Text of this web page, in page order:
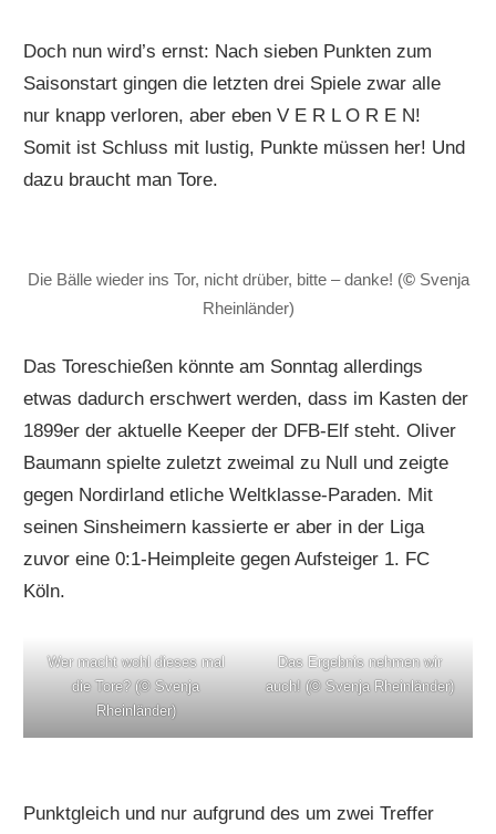
Doch nun wird’s ernst: Nach sieben Punkten zum
Saisonstart gingen die letzten drei Spiele zwar alle
nur knapp verloren, aber eben V E R L O R E N!
Somit ist Schluss mit lustig, Punkte müssen her! Und
dazu braucht man Tore.
Die Bälle wieder ins Tor, nicht drüber, bitte – danke! (©Svenja
Rheinländer)
Das Toreschießen könnte am Sonntag allerdings
etwas dadurch erschwert werden, dass im Kasten der
1899er der aktuelle Keeper der DFB-Elf steht. Oliver
Baumann spielte zuletzt zweimal zu Null und zeigte
gegen Nordirland etliche Weltklasse-Paraden. Mit
seinen Sinsheimern kassierte er aber in der Liga
zuvor eine 0:1-Heimpleite gegen Aufsteiger 1. FC
Köln.
Wer macht wohl dieses mal
die Tore? (© Svenja
Rheinländer)
Das Ergebnis nehmen wir
auch! (© Svenja Rheinländer)
Punktgleich und nur aufgrund des um zwei Treffer